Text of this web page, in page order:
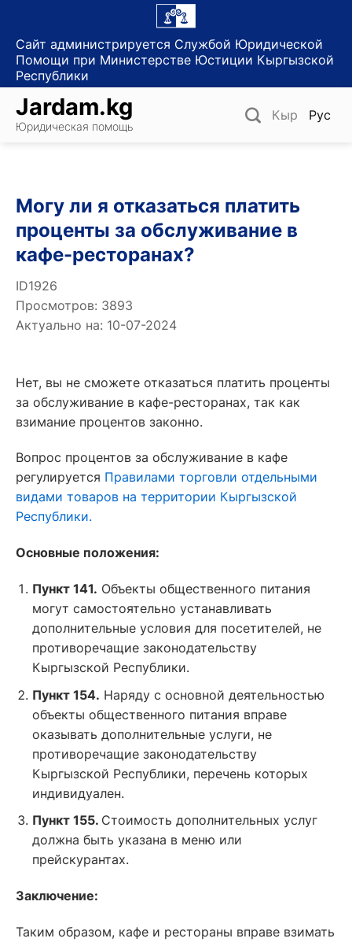
content
Сайт администрируется Службой Юридической
Помощи при Министерстве Юстиции Кыргызской
Республики
Jardam.kg
Юридическая помощь
Кыр Рус
Могу ли я отказаться платить
проценты за обслуживание в
кафе-ресторанах?
ID1926
Просмотров: 3893
Актуально на: 10-07-2024
Нет, вы не сможете отказаться платить проценты
за обслуживание в кафе-ресторанах, так как
взимание процентов законно.
Вопрос процентов за обслуживание в кафе
регулируется Правилами торговли отдельными
видами товаров на территории Кыргызской
Республики.
Основные положения:
Пункт 141. Объекты общественного питания
могут самостоятельно устанавливать
дополнительные условия для посетителей, не
противоречащие законодательству
Кыргызской Республики.
Пункт 154. Наряду с основной деятельностью
объекты общественного питания вправе
оказывать дополнительные услуги, не
противоречащие законодательству
Кыргызской Республики, перечень которых
индивидуален.
Пункт 155. Стоимость дополнительных услуг
должна быть указана в меню или
прейскурантах.
Заключение:
Таким образом, кафе и рестораны вправе взимать